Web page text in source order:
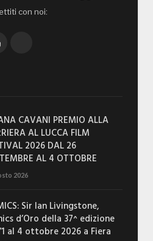
con noi:
YouTube
CAVANI PREMIO ALLA
AL LUCCA FILM
2026 DAL 26
AL 4 OTTOBRE
2026
Sir Ian Livingstone,
d’Oro della 37^ edizione
al 4 ottobre 2026 a Fiera